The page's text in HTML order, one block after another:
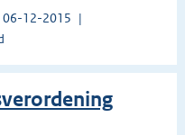
06-12-2015